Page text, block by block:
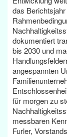
das
dokumentiert
bis 2030 und
angespannten
für morgen zu
messbaren
Furler,